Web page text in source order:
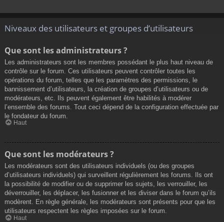
Niveaux des utilisateurs et groupes d’utilisateurs
Que sont les administrateurs ?
Les administrateurs sont les membres possédant le plus haut niveau de
contrôle sur le forum. Ces utilisateurs peuvent contrôler toutes les
opérations du forum, telles que les paramètres des permissions, le
bannissement d’utilisateurs, la création de groupes d’utilisateurs ou de
modérateurs, etc. Ils peuvent également être habilités à modérer
l’ensemble des forums. Tout ceci dépend de la configuration effectuée par
le fondateur du forum.
Haut
Que sont les modérateurs ?
Les modérateurs sont des utilisateurs individuels (ou des groupes
d’utilisateurs individuels) qui surveillent régulièrement les forums. Ils ont
la possibilité de modifier ou de supprimer les sujets, les verrouiller, les
déverrouiller, les déplacer, les fusionner et les diviser dans le forum qu’ils
modèrent. En règle générale, les modérateurs sont présents pour que les
utilisateurs respectent les règles imposées sur le forum.
Haut